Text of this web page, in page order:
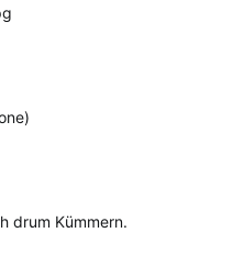
drum Kümmern.